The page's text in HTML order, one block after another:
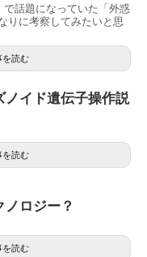
話題になっていた「外惑
りに考察してみたいと思
を読む
ノイド遺伝子操作説
を読む
ロジー？
を読む